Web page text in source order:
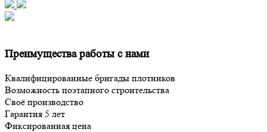
Преимущества работы с нами
Квалифицированные бригады плотников
Возможность поэтапного строительства
Своё производство
Гарантия 5 лет
Фиксированная цена